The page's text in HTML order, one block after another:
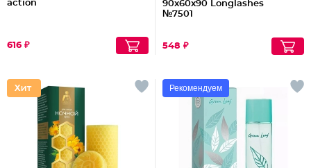
action
616 ₽
90x60x90 Longlashes
№7501
548 ₽
Рекомендуем